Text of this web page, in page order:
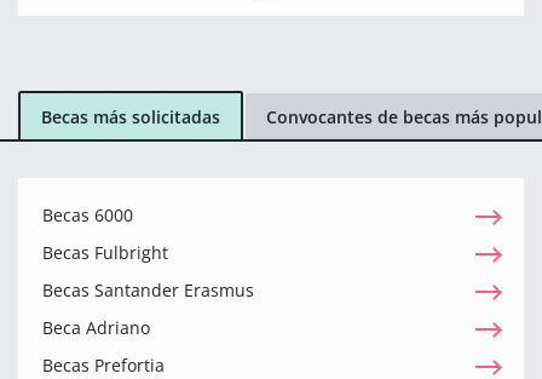
Becas más solicitadas Convocantes de becas más
Becas 6000
Becas Fulbright
Becas Santander Erasmus
Beca Adriano
Becas Prefortia